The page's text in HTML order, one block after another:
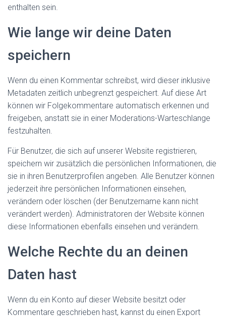
enthalten sein.
Wie lange wir deine Daten
speichern
Wenn du einen Kommentar schreibst, wird dieser inklusive
Metadaten zeitlich unbegrenzt gespeichert. Auf diese Art
können wir Folgekommentare automatisch erkennen und
freigeben, anstatt sie in einer Moderations-Warteschlange
festzuhalten.
Für Benutzer, die sich auf unserer Website registrieren,
speichern wir zusätzlich die persönlichen Informationen, die
sie in ihren Benutzerprofilen angeben. Alle Benutzer können
jederzeit ihre persönlichen Informationen einsehen,
verändern oder löschen (der Benutzername kann nicht
verändert werden). Administratoren der Website können
diese Informationen ebenfalls einsehen und verändern.
Welche Rechte du an deinen
Daten hast
Wenn du ein Konto auf dieser Website besitzt oder
Kommentare geschrieben hast, kannst du einen Export